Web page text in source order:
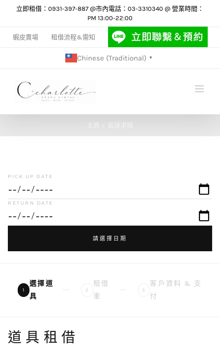
content
立即租借：0931-397-887 @市內電話：03-3310340 @ 營業時間：
PM 13:00-22:00
蝦皮賣場 租借流程&需知
Chinese (Traditional) ▼
氣球求婚
PICK UP DATE
RETURN DATE
請選擇日期
1
選擇道
具
2
租借
車
3
客戶資料 & 支
付
道具租借